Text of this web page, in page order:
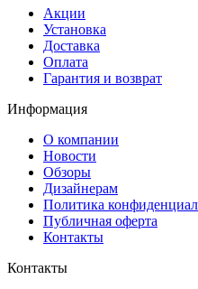
Акции
Установка
Доставка
Оплата
Гарантия и возврат
Информация
О компании
Новости
Обзоры
Дизайнерам
Политика
Публичная оферта
Контакты
Контакты